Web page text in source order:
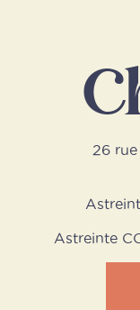
26
Astreinte